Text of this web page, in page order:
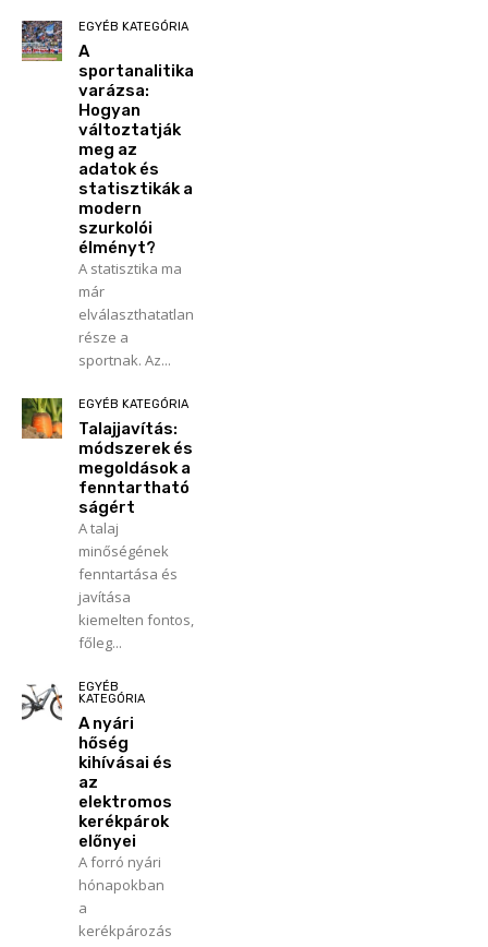
EGYÉB KATEGÓRIA
A
sportanalitika
varázsa:
Hogyan
változtatják
meg az
adatok és
statisztikák a
modern
szurkolói
élményt?
A statisztika ma
már
elválaszthatatlan
része a
sportnak. Az...
EGYÉB KATEGÓRIA
Talajjavítás:
módszerek és
megoldások a
fenntartható
ságért
A talaj
minőségének
fenntartása és
javítása
kiemelten fontos,
főleg...
EGYÉB
KATEGÓRIA
A nyári
hőség
kihívásai és
az
elektromos
kerékpárok
előnyei
A forró nyári
hónapokban
a
kerékpározás